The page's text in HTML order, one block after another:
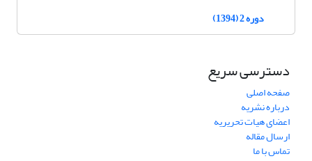
دوره 2 (1394)
دسترسی سریع
صفحه اصلی
درباره نشریه
اعضای هیات تحریریه
ارسال مقاله
تماس با ما